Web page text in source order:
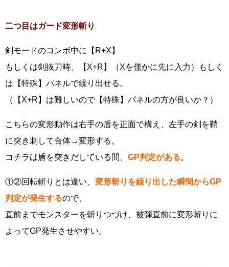
二つ目はガード変形斬り
剣モードのコンボ中に【R+X】
もしくは剣抜刀時、【X+R】（Xを僅かに先に入力）もしく
は【特殊】パネルで繰り出せる。
（【X+R】は難しいので【特殊】パネルの方が良いか？）
こちらの変形動作は右手の盾を正面で構え、左手の剣を鞘
に突き刺して合体→変形する。
コチラは盾を突きだしている間、 GP判定がある。
①②回転斬りとは違い、 変形斬りを繰り出した瞬間からGP
判定が発生するので、
直前までモンスターを斬りつづけ、被弾直前に変形斬りに
よってGP発生させやすい。